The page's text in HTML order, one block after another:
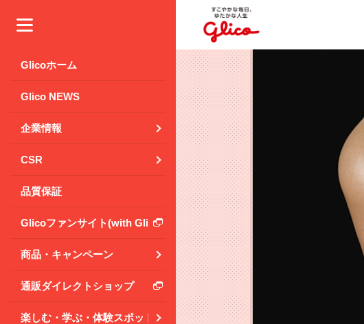
Glicoホーム
Glico NEWS
企業情報
CSR
品質保証
Glicoファンサイト(with Glico Park)
商品・キャンペーン
通販ダイレクトショップ
楽しむ・学ぶ・体験スポット